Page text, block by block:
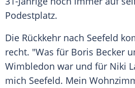
Podestplatz.
Die Rückkehr nach Seefeld
recht. "Was für Boris Becker
Wimbledon war und für Niki
mich Seefeld. Mein